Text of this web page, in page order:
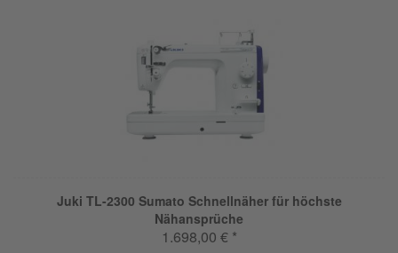
Juki TL-2300 Sumato Schnellnäher für höchste
Nähansprüche
1.698,00 € *